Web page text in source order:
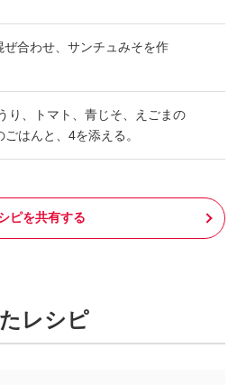
ぜ合わせ、サンチュみそを作
り、トマト、青じそ、えごまの
はんと、4を添える。
ピを共有する
レシピ